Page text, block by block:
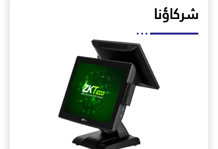
شركاؤنا